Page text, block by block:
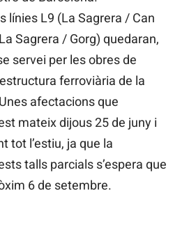
línies L9 (La Sagrera / Can
Sagrera / Gorg) quedaran,
servei per les obres de
ferroviària de la
afectacions que
mateix dijous 25 de juny i
tot l’estiu, ja que la
talls parcials s’espera que
6 de setembre.